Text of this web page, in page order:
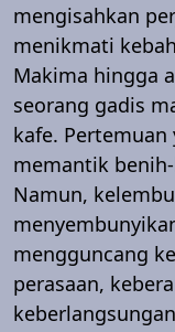
mengisahkan
menikmati
Makima hingga
seorang gadis
kafe.
memantik
Namun,
mengguncang
perasaan,